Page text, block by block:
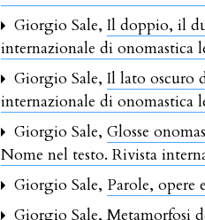
Giorgio Sale,Il doppio, il
internazionale di onomastica
Giorgio Sale,Il lato oscuro
internazionale di onomastica
Giorgio Sale,Glosse
Nome nel testo. Rivista
Giorgio Sale, Parole, opere
Giorgio Sale,Metamorfosi